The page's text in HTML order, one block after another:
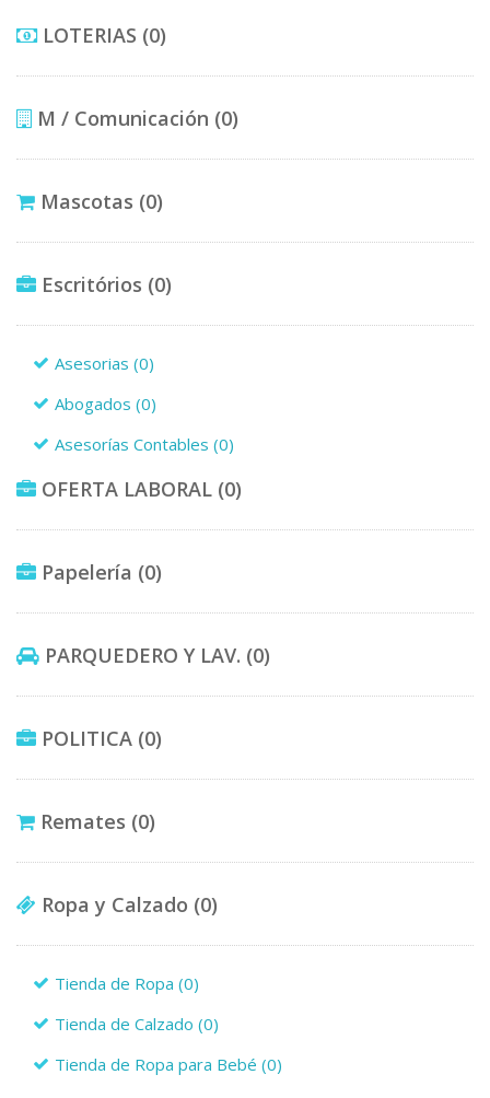
LOTERIAS (0)
M / Comunicación (0)
Mascotas (0)
Escritórios (0)
Asesorias
(0)
Abogados
(0)
Asesorías Contables
(0)
OFERTA LABORAL (0)
Papelería (0)
PARQUEDERO Y LAV. (0)
POLITICA (0)
Remates (0)
Ropa y Calzado (0)
Tienda de Ropa
(0)
Tienda de Calzado
(0)
Tienda de Ropa para Bebé
(0)